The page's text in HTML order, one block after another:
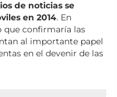
de noticias se
en 2014. En
que confirmaría las
al importante papel
en el devenir de las